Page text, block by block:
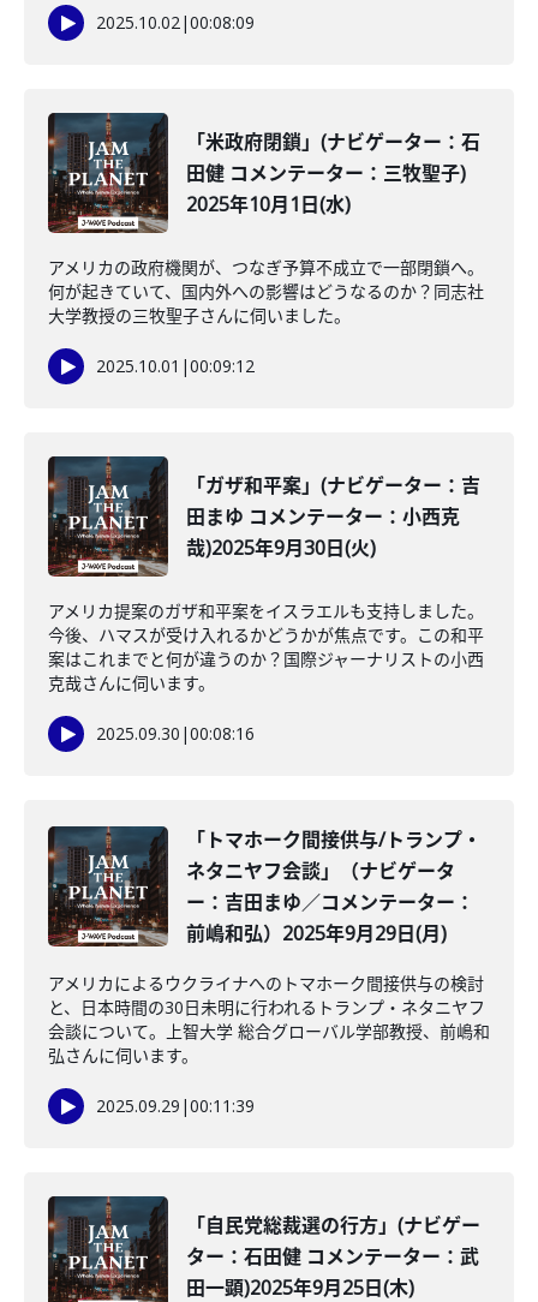
2025.10.02|00:08:09
「米政府閉鎖」(ナビゲーター：石
田健 コメンテーター：三牧聖子)
2025年10月1日(水)
アメリカの政府機関が、つなぎ予算不成立で一部閉鎖へ。
何が起きていて、国内外への影響はどうなるのか？同志社
大学教授の三牧聖子さんに伺いました。
2025.10.01 |00:09:12
「ガザ和平案」(ナビゲーター：吉
田まゆ コメンテーター：小西克
哉)2025年9月30日(火)
アメリカ提案のガザ和平案をイスラエルも支持しました。
今後、ハマスが受け入れるかどうかが焦点です。この和平
案はこれまでと何が違うのか？国際ジャーナリストの小西
克哉さんに伺います。
2025.09.30 |00:08:16
「トマホーク間接供与/トランプ・
ネタニヤフ会談」（ナビゲータ
ー：吉田まゆ／コメンテーター：
前嶋和弘）2025年9月29日(月)
アメリカによるウクライナへのトマホーク間接供与の検討
と、日本時間の30日未明に行われるトランプ・ネタニヤフ
会談について。上智大学 総合グローバル学部教授、前嶋和
弘さんに伺います。
2025.09.29 |00:11:39
「自民党総裁選の行方」(ナビゲー
ター：石田健 コメンテーター：武
田一顕)2025年9月25日(木)